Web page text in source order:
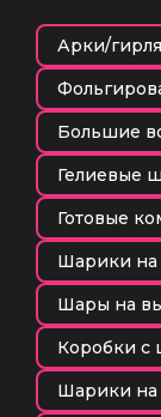
Арки/
Большие
Гелиевые
Готовые
Шарики
Шары на
Коробки с
Шарики на